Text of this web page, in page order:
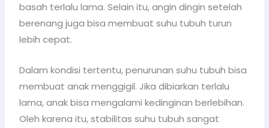
basah terlalu lama. Selain itu, angin dingin setelah
berenang juga bisa membuat suhu tubuh turun
lebih cepat.
Dalam kondisi tertentu, penurunan suhu tubuh bisa
membuat anak menggigil. Jika dibiarkan terlalu
lama, anak bisa mengalami kedinginan berlebihan.
Oleh karena itu, stabilitas suhu tubuh sangat